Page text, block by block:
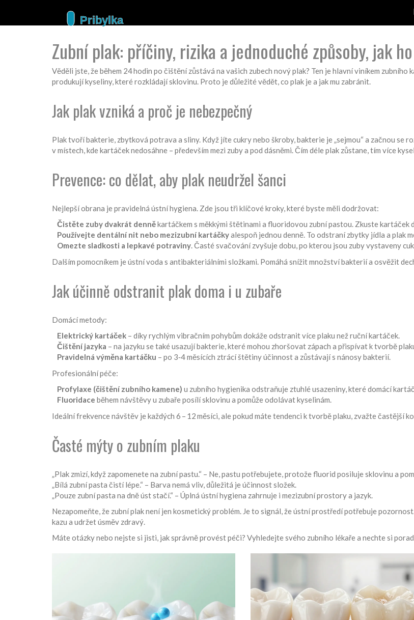
Zubní plak: příčiny, rizika a jednoduché způsoby, jak
Věděli jste, že během 24 hodin po čištění zůstává na vašich zubech nový plak? Ten je hlavní viníkem
produkují kyseliny, které rozkládají sklovinu. Proto je důležité vědět, co plak je a jak mu zabránit.
Jak plak vzniká a proč je nebezpečný
Plak tvoří bakterie, zbytková potrava a sliny. Když jíte cukry nebo škroby, bakterie je „sejmou“ a začnou se
v místech, kde kartáček nedosáhne – především mezi zuby a pod dásněmi. Čím déle plak zůstane, tím více
Prevence: co dělat, aby plak neudržel šanci
Nejlepší obrana je pravidelná ústní hygiena. Zde jsou tři klíčové kroky, které byste měli dodržovat:
Čistěte zuby dvakrát denněkartáčkem s měkkými štětinami a fluoridovou zubní pastou. Zkuste kartáček
Používejte dentální nit nebo mezizubní kartáčkyalespoň jednou denně. To odstraní zbytky jídla a plak
Omezte sladkosti a lepkavé potraviny. Časté svačování zvyšuje dobu, po kterou jsou zuby vystaveny
Dalším pomocníkem je ústní voda s antibakteriálními složkami. Pomáhá snížit množství bakterií a osvěžit
Jak účinně odstranit plak doma i u zubaře
Domácí metody:
Elektrický kartáček – díky rychlým vibračním pohybům dokáže odstranit více plaku než ruční kartáček.
Čištění jazyka – na jazyku se také usazují bakterie, které mohou zhoršovat zápach a přispívat k tvorbě
Pravidelná výměna kartáčku – po 3‑4 měsících ztrácí štětiny účinnost a zůstávají s nánosy bakterií.
Profesionální péče:
Profylaxe (čištění zubního kamene) u zubního hygienika odstraňuje ztuhlé usazeniny, které domácí
Fluoridace během návštěvy u zubaře posílí sklovinu a pomůže odolávat kyselinám.
Ideální frekvence návštěv je každých 6 – 12 měsíci, ale pokud máte tendenci k tvorbě plaku, zvažte častější
Časté mýty o zubním plaku
„Plak zmizí, když zapomenete na zubní pastu.“ – Ne, pastu potřebujete, protože fluorid posiluje sklovinu a
„Bílá zubní pasta čistí lépe.“ – Barva nemá vliv, důležitá je účinnost složek.
„Pouze zubní pasta na dně úst stačí.“ – Úplná ústní hygiena zahrnuje i mezizubní prostory a jazyk.
Nezapomeňte, že zubní plak není jen kosmetický problém. Je to signál, že ústní prostředí potřebuje
kazu a udržet úsměv zdravý.
Máte otázky nebo nejste si jisti, jak správně provést péči? Vyhledejte svého zubního lékaře a nechte si